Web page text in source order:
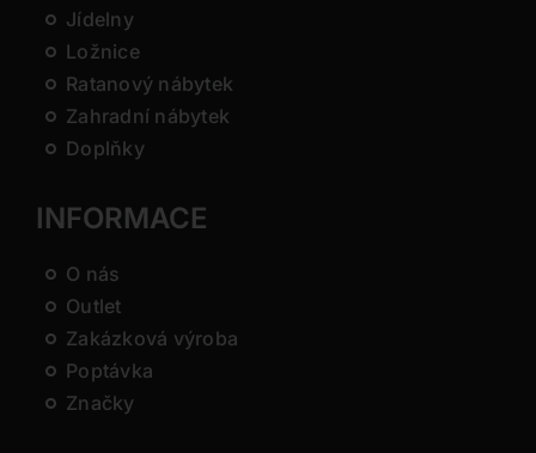
Jídelny
Ložnice
Ratanový nábytek
Zahradní nábytek
Doplňky
INFORMACE
O nás
Outlet
Zakázková výroba
Poptávka
Značky